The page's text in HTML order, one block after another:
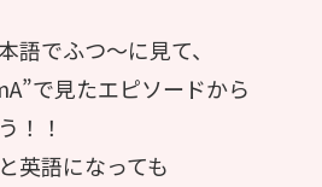
語でふつ〜に見て、
で見たエピソードから
！！
英語になっても